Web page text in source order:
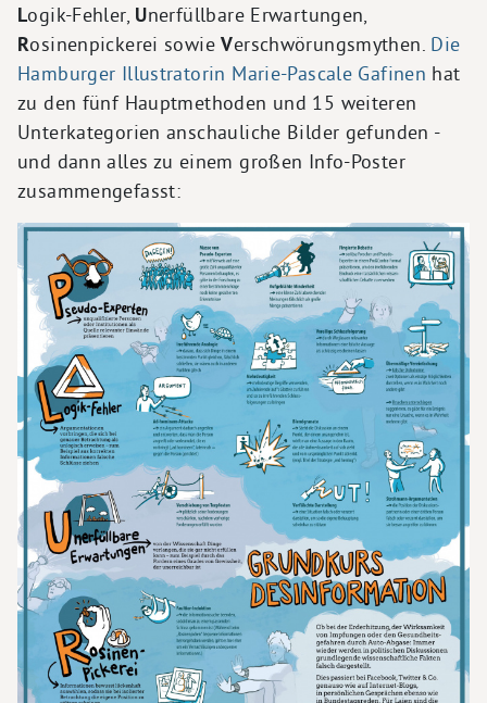
Logik-Fehler, Unerfüllbare Erwartungen,
Rosinenpickerei sowieVerschwörungsmythen. Die
Hamburger Illustratorin Marie-Pascale Gafinen hat
zu den fünf Hauptmethoden und 15 weiteren
Unterkategorien anschauliche Bilder gefunden -
und dann alles zu einem großen Info-Poster
zusammengefasst: